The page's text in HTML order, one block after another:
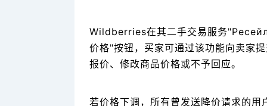
Wildberries在其二手交易服务
价格"按钮，买家可通过该功能向卖家
报价、修改商品价格或不予回应。
若价格下调，所有曾发送降价请求的